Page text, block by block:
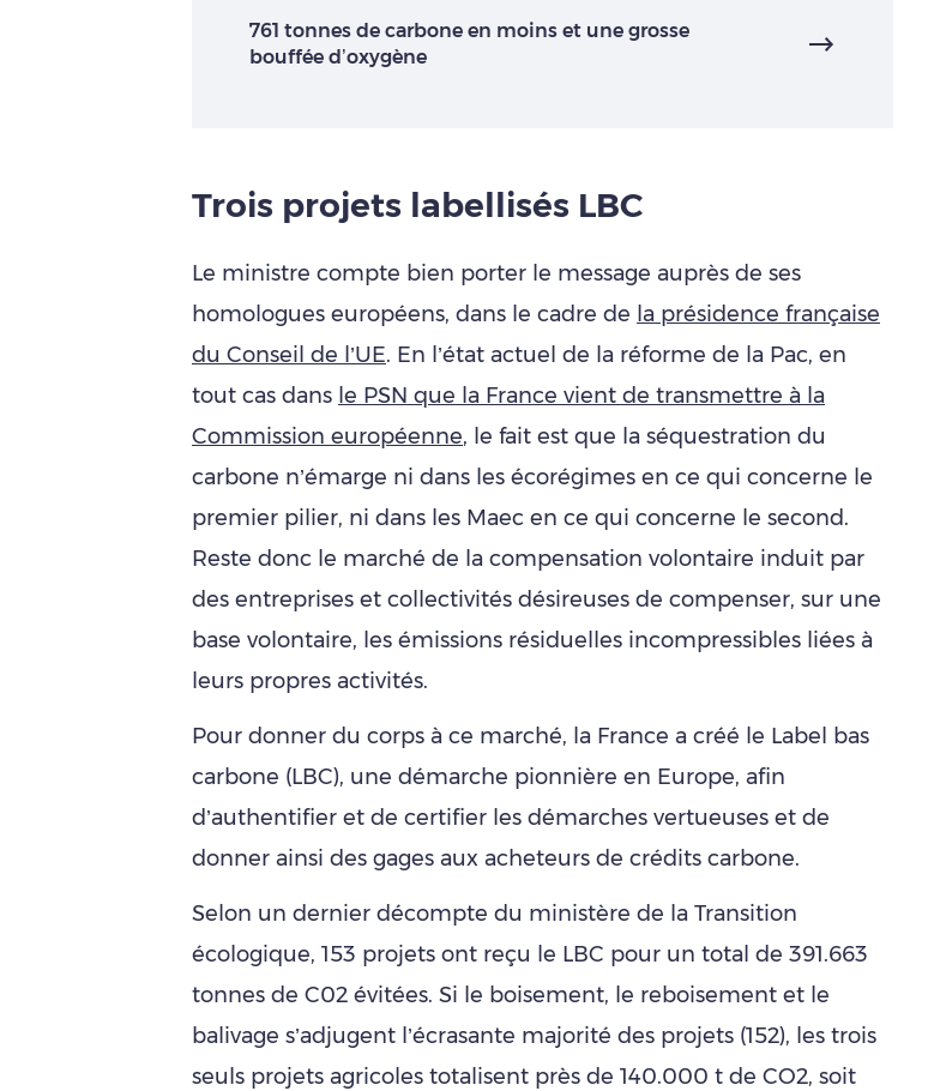
761 tonnes de carbone en moins et une grosse
bouffée d’oxygène
Trois projets labellisés LBC
Le ministre compte bien porter le message auprès de ses
homologues européens, dans le cadre de la présidence française
du Conseil de l’UE. En l’état actuel de la réforme de la Pac, en
tout cas dans le PSN que la France vient de transmettre à la
Commission européenne, le fait est que la séquestration du
carbone n’émarge ni dans les écorégimes en ce qui concerne le
premier pilier, ni dans les Maec en ce qui concerne le second.
Reste donc le marché de la compensation volontaire induit par
des entreprises et collectivités désireuses de compenser, sur une
base volontaire, les émissions résiduelles incompressibles liées à
leurs propres activités.
Pour donner du corps à ce marché, la France a créé le Label bas
carbone (LBC), une démarche pionnière en Europe, afin
d’authentifier et de certifier les démarches vertueuses et de
donner ainsi des gages aux acheteurs de crédits carbone.
Selon un dernier décompte du ministère de la Transition
écologique, 153 projets ont reçu le LBC pour un total de 391.663
tonnes de C02 évitées. Si le boisement, le reboisement et le
balivage s’adjugent l’écrasante majorité des projets (152), les trois
seuls projets agricoles totalisent près de 140.000 t de CO2, soit